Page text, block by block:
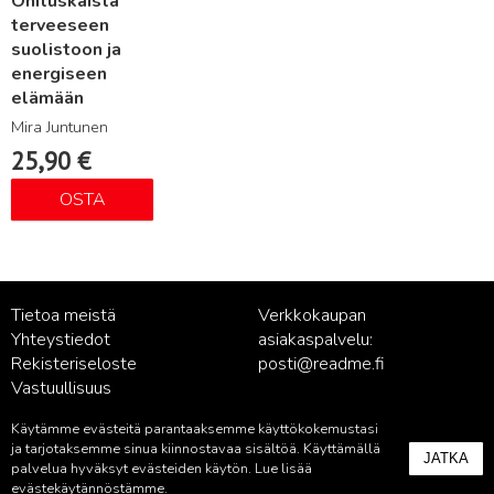
terveeseen
suolistoon ja
energiseen
elämään
Mira Juntunen
25,90 €
OSTA
Tietoa meistä
Yhteystiedot
Rekisteriseloste
Vastuullisuus
Verkkokaupan
asiakaspalvelu:
posti@readme.fi
Kustantamon asiakaspalvelu:
palvelu@readme.fi
Käytämme evästeitä parantaaksemme käyttökokemustasi
ja tarjotaksemme sinua kiinnostavaa sisältöä. Käyttämällä
palvelua hyväksyt evästeiden käytön. Lue lisää
evästekäytännöstämme.
JATKA